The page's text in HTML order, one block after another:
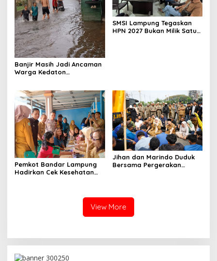
Banjir Masih Jadi Ancaman
Warga Kedaton
SMSI Lampung Tegaskan
HPN 2027 Bukan Milik Satu
Pemkot Bandar Lampung
Hadirkan Cek Kesehatan
Jihan dan Marindo Duduk
Bersama Pergerakan
View More